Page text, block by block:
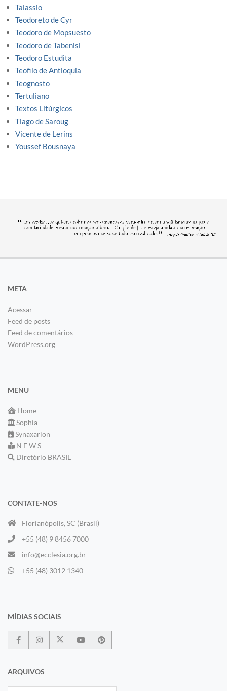
Talassio
Teodoreto de Cyr
Teodoro de Mopsuesto
Teodoro de Tabenisi
Teodoro Estudita
Teofilo de Antioquia
Teognosto
Tertuliano
Textos Litúrgicos
Tiago de Saroug
Vicente de Lerins
Youssef Bousnaya
META
Acessar
Feed de posts
Feed de comentários
WordPress.org
MENU
Home
Sophia
Synaxarion
N E W S
Diretório BRASIL
CONTATE-NOS
Florianópolis, SC (Brasil)
+55 (48) 9 8456 7000
info@ecclesia.org.br
+55 (48) 3012 1340
MÍDIAS SOCIAIS
ARQUIVOS